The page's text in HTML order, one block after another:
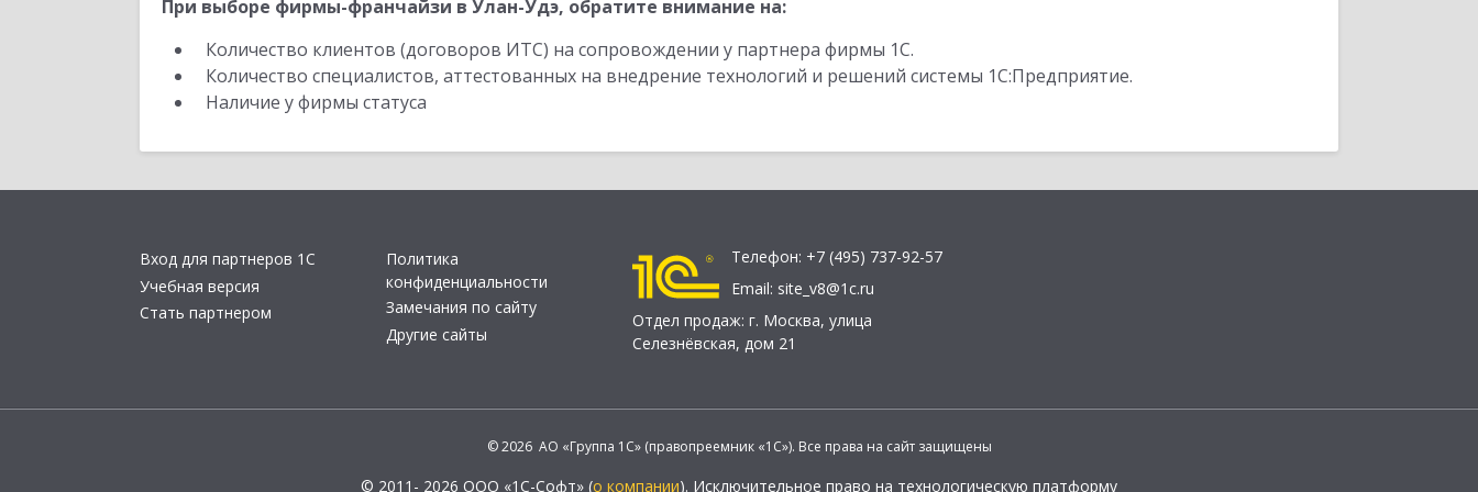
При выборе фирмы-франчайзи в Улан-Удэ, обратите внимание на:
Количество клиентов (договоров ИТС) на сопровождении у партнера фирмы 1С.
Количество специалистов, аттестованных на внедрение технологий и решений системы 1С:Предприятие.
Наличие у фирмы статуса
Вход для партнеров 1С
Учебная версия
Стать партнером
Политика
конфиденциальности
Замечания по сайту
Другие сайты
Телефон: +7 (495) 737-92-57
Email: site_v8@1c.ru
Отдел продаж: г. Москва, улица
Селезнёвская, дом 21
© 2026 АО «Группа 1С» (правопреемник «1С»). Все права на сайт защищены
© 2011- 2026 ООО «1С-Софт» (о компании). Исключительное право на технологическую платформу